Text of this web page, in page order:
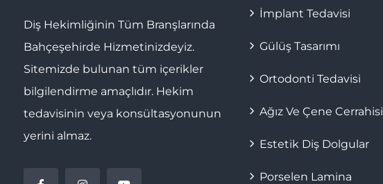
Diş Hekimliğinin Tüm Branşlarında
Bahçeşehirde Hizmetinizdeyiz.
Sitemizde bulunan tüm içerikler
bilgilendirme amaçlıdır. Hekim
tedavisinin veya konsültasyonunun
yerini almaz.
İmplant Tedavisi
Gülüş Tasarımı
Ortodonti Tedavisi
Ağız Ve Çene Cerrahisi
Estetik Diş Dolgular
Porselen Lamina